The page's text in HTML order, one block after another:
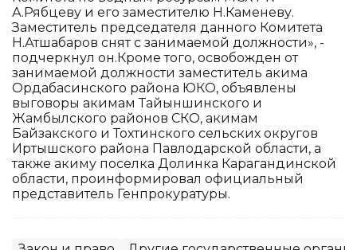
А.Рябцеву и его заместителю Н.Каменеву.
Заместитель председателя данного Комитета
Н.Атшабаров снят с занимаемой должности», -
подчеркнул он.Кроме того, освобожден от
занимаемой должности заместитель акима
Ордабасинского района ЮКО, объявлены
выговоры акимам Тайыншинского и
Жамбылского районов СКО, акимам
Байзакского и Тохтинского сельских округов
Иртышского района Павлодарской области, а
также акиму поселка Долинка Карагандинской
области, проинформировал официальный
представитель Генпрокуратуры.